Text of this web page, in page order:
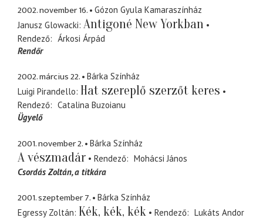
2002. november 16.
Gózon Gyula Kamaraszínház
Janusz Glowacki Antigoné New Yorkban
Rendező
Árkosi Árpád
Rendőr
2002. március 22.
Bárka Színház
Luigi Pirandello Hat szereplő szerzőt keres
Rendező
Catalina Buzoianu
Ügyelő
2001. november 2. Bárka Színház
A vészmadár Rendező
Mohácsi János
Csordás Zoltán a titkára
2001. szeptember 7.
Bárka Színház
Egressy Zoltán Kék, kék, kék Rendező
Lukáts Andor